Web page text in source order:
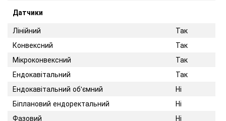
Датчики
Лінійний
Так
Конвексний
Так
Мікроконвексний
Так
Ендокавітальний
Так
Ендокавітальний об'ємний
Ні
Біплановий ендоректальний
Ні
Фазовий
Ні